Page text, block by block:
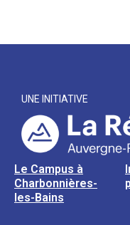
UNE INITIATIVE
Le Campus à
Charbonnières-
les-Bains